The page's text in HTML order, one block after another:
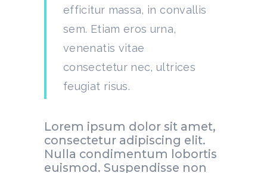
efficitur massa, in convallis
sem. Etiam eros urna,
venenatis vitae
consectetur nec, ultrices
feugiat risus.
Lorem ipsum dolor sit amet,
consectetur adipiscing elit.
Nulla condimentum lobortis
euismod. Suspendisse non